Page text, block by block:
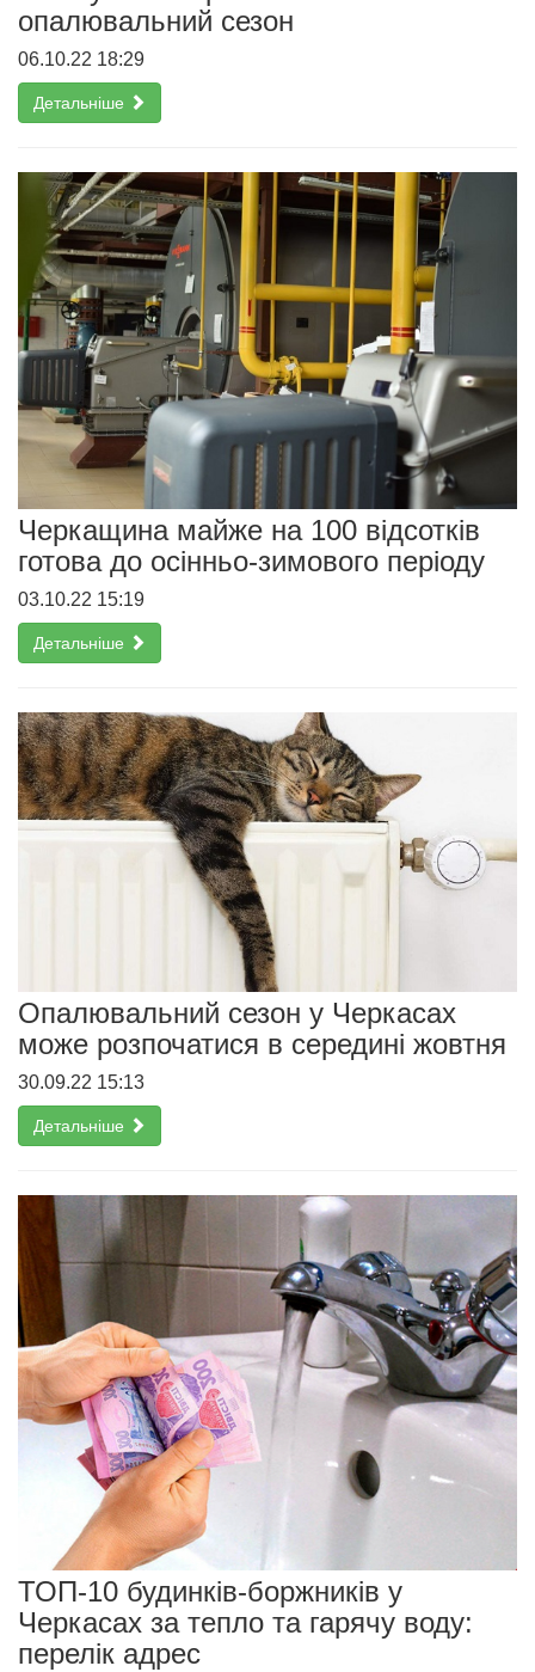
опалювальний сезон
06.10.22 18:29
Детальніше
Черкащина майже на 100 відсотків
готова до осінньо-зимового періоду
03.10.22 15:19
Детальніше
Опалювальний сезон у Черкасах
може розпочатися в середині жовтня
30.09.22 15:13
Детальніше
ТОП-10 будинків-боржників у
Черкасах за тепло та гарячу воду:
перелік адрес